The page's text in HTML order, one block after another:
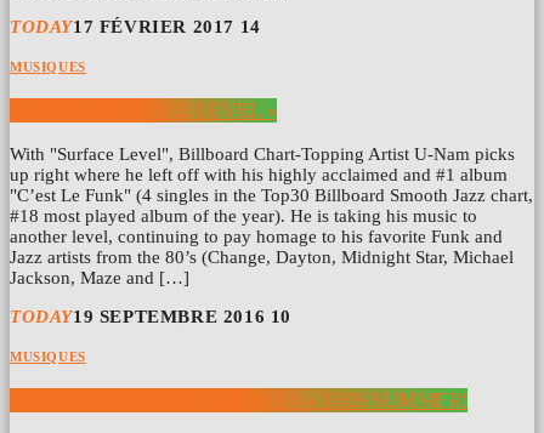
TODAY17 FÉVRIER 2017 14
MUSIQUES
U-NAM « SURFACE LEVEL »
With "Surface Level", Billboard Chart-Topping Artist U-Nam picks
up right where he left off with his highly acclaimed and #1 album
"C’est Le Funk" (4 singles in the Top30 Billboard Smooth Jazz chart,
#18 most played album of the year). He is taking his music to
another level, continuing to pay homage to his favorite Funk and
Jazz artists from the 80’s (Change, Dayton, Midnight Star, Michael
Jackson, Maze and […]
TODAY19 SEPTEMBRE 2016 10
MUSIQUES
U-NAM IS « GOING FOR MILES » THIS SUMMER!